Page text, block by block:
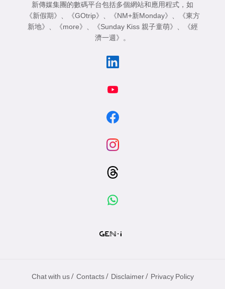
新傳媒集團的數碼平台包括多個網站和應用程式，如
《新假期》
《GOtrip》 《NM+新Monday》
《東方
新地》
《more》 《Sunday Kiss 親子童萌》
《經
濟一週》
。
Chat with us / Contacts / Disclaimer / Privacy Policy